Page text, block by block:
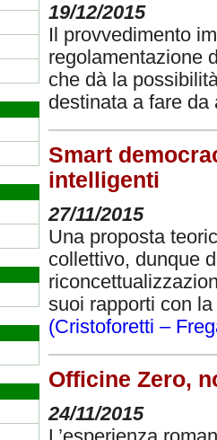
19/12/2015
Il provvedimento
regolamentazione
che dà la
destinata a fare
Smart
intelligenti
27/11/2015
Una proposta
collettivo, dunque
suoi rapporti con
(Cristoforetti –
Officine Zero,
24/11/2015